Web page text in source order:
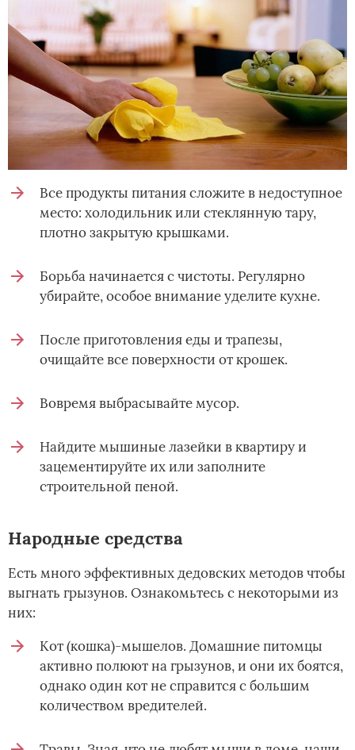
Все продукты питания сложите в недоступное
место: холодильник или стеклянную тару,
плотно закрытую крышками.
Борьба начинается с чистоты. Регулярно
убирайте, особое внимание уделите кухне.
После приготовления еды и трапезы,
очищайте все поверхности от крошек.
Вовремя выбрасывайте мусор.
Найдите мышиные лазейки в квартиру и
зацементируйте их или заполните
строительной пеной.
Народные средства
Есть много эффективных дедовских методов чтобы
выгнать грызунов. Ознакомьтесь с некоторыми из
них:
Кот (кошка)-мышелов. Домашние питомцы
активно полюют на грызунов, и они их боятся,
однако один кот не справится с большим
количеством вредителей.